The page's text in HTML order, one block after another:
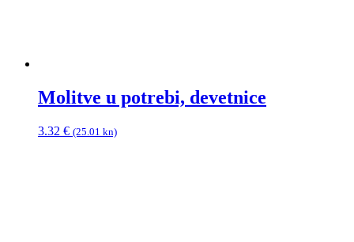
Molitve u potrebi, devetnice
3.32 € (25.01 kn)